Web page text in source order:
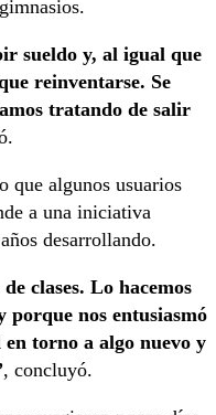
sueldo y, al igual que
reinventarse. Se
tratando de salir
que algunos usuarios
a una iniciativa
desarrollando.
clases. Lo hacemos
porque nos entusiasmó
torno a algo nuevo y
, concluyó.